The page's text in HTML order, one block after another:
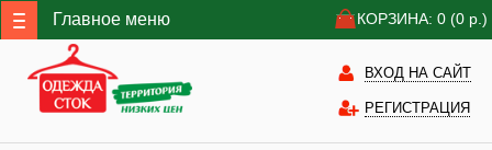
Главное меню КОРЗИНА: 0 (0 р.)
ВХОД НА САЙТ
РЕГИСТРАЦИЯ